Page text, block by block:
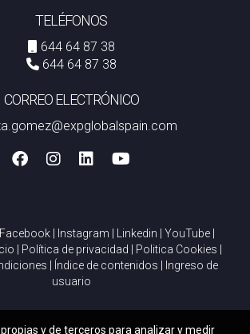
TELÉFONOS
644 64 87 38
644 64 87 38
CORREO ELECTRÓNICO
Facebook| Instagram Linkedin YouTube|
Política de privacidad Politica Cookies
Índice de contenidos
Ingreso de
usuario
y de terceros para analizar y medir